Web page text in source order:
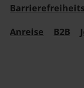
Anreise
B2B